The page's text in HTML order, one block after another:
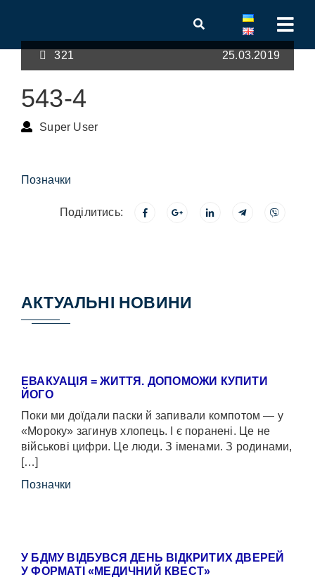
321 25.03.2019
543-4
Super User
Позначки
Поділитись:
АКТУАЛЬНІ НОВИНИ
ЕВАКУАЦІЯ = ЖИТТЯ. ДОПОМОЖИ КУПИТИ
ЙОГО
Поки ми доїдали паски й запивали компотом — у
«Мороку» загинув хлопець. І є поранені. Це не
військові цифри. Це люди. З іменами. З родинами,
[…]
Позначки
У БДМУ ВІДБУВСЯ ДЕНЬ ВІДКРИТИХ ДВЕРЕЙ
У ФОРМАТІ «МЕДИЧНИЙ КВЕСТ»